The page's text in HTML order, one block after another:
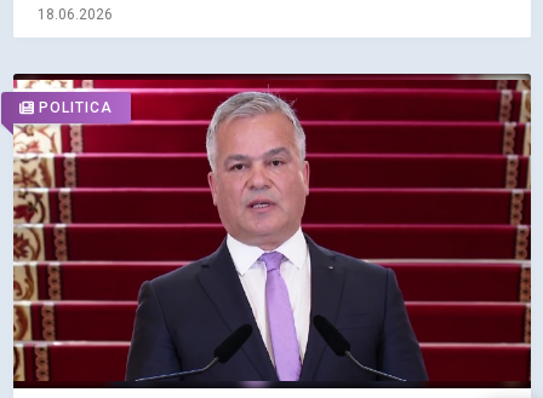
18.06.2026
POLITICA